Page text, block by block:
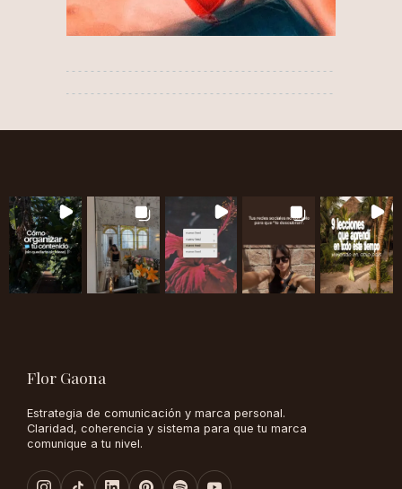
Flor Gaona
Estrategia de comunicación y marca personal.
Claridad, coherencia y sistema para que tu marca
comunique a tu nivel.